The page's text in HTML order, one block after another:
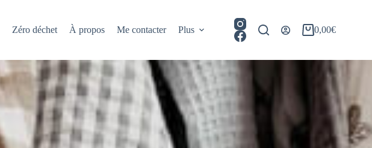
Zéro déchet À propos Me contacter Plus
Panier
0,00€